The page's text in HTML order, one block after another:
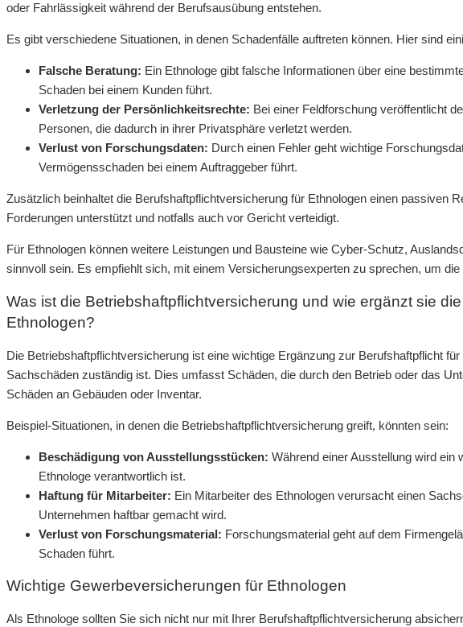
oder Fahrlässigkeit während der Berufsausübung entstehen.
Es gibt verschiedene Situationen, in denen Schadenfälle auftreten können. Hier sind
Falsche Beratung: Ein Ethnologe gibt falsche Informationen über eine
Schaden bei einem Kunden führt.
Verletzung der Persönlichkeitsrechte: Bei einer Feldforschung veröffentlicht
Personen, die dadurch in ihrer Privatsphäre verletzt werden.
Verlust von Forschungsdaten: Durch einen Fehler geht wichtige
Vermögensschaden bei einem Auftraggeber führt.
Zusätzlich beinhaltet die Berufshaftpflichtversicherung für Ethnologen einen passiven
Forderungen unterstützt und notfalls auch vor Gericht verteidigt.
Für Ethnologen können weitere Leistungen und Bausteine wie Cyber-Schutz,
sinnvoll sein. Es empfiehlt sich, mit einem Versicherungsexperten zu sprechen, um
Was ist die Betriebshaftpflichtversicherung und wie ergänzt sie
Ethnologen?
Die Betriebshaftpflichtversicherung ist eine wichtige Ergänzung zur Berufshaftpflicht
Sachschäden zuständig ist. Dies umfasst Schäden, die durch den Betrieb oder das
Schäden an Gebäuden oder Inventar.
Beispiel-Situationen, in denen die Betriebshaftpflichtversicherung greift, könnten sein:
Beschädigung von Ausstellungsstücken: Während einer Ausstellung wird
Ethnologe verantwortlich ist.
Haftung für Mitarbeiter: Ein Mitarbeiter des Ethnologen verursacht einen
Unternehmen haftbar gemacht wird.
Verlust von Forschungsmaterial: Forschungsmaterial geht auf dem
Schaden führt.
Wichtige Gewerbeversicherungen für Ethnologen
Als Ethnologe sollten Sie sich nicht nur mit Ihrer Berufshaftpflichtversicherung